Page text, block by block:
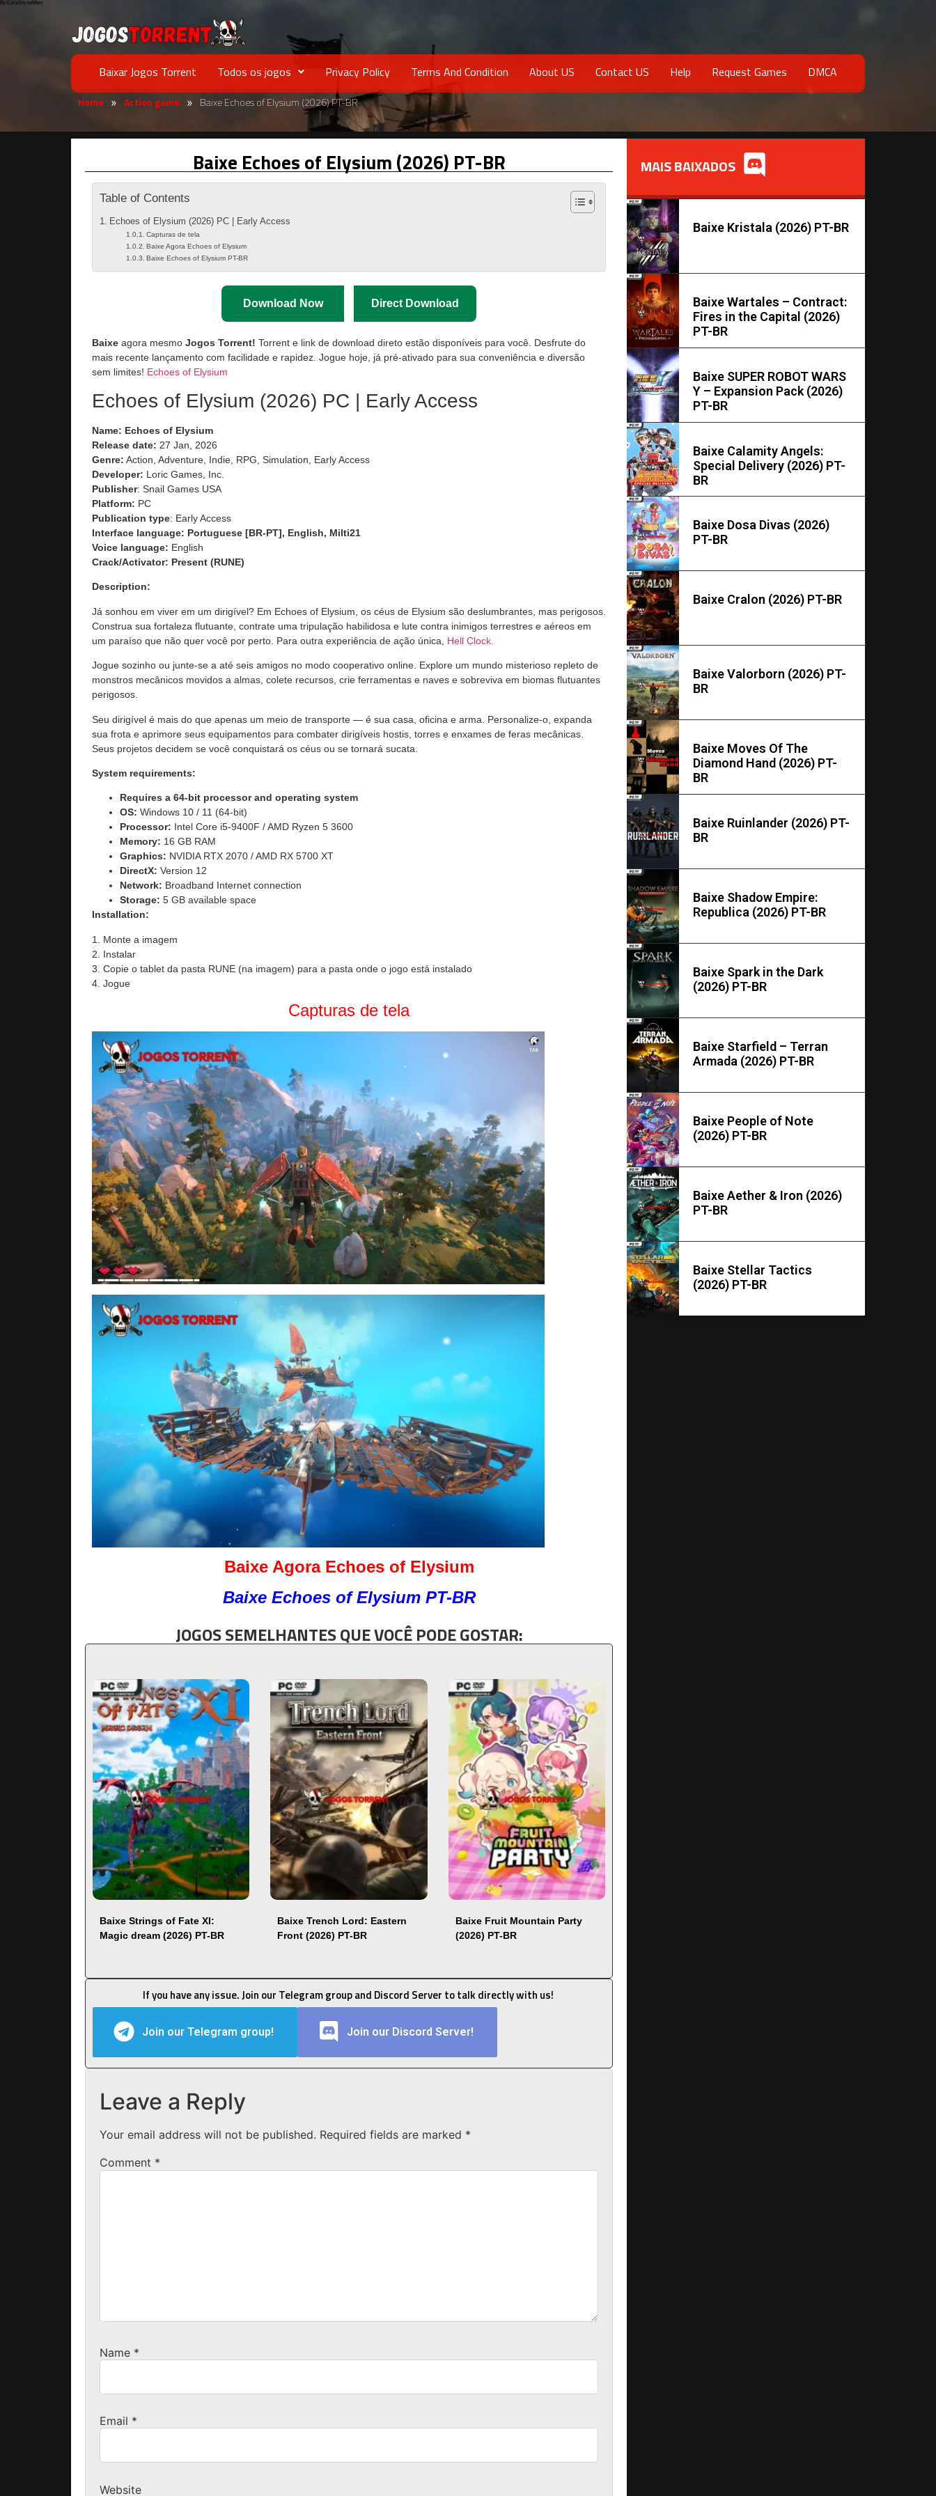
Baixar Jogos Torrent Todos os jogos Privacy Policy Terms And Condition About US Contact US Help Request Games DMCA
Home » Action game » Baixe Echoes of Elysium (2026) PT-BR
Baixe Echoes of Elysium (2026) PT-BR
Table of Contents
Echoes of Elysium (2026) PC | Early Access
Capturas de tela
Baixe Agora Echoes of Elysium
Baixe Echoes of Elysium PT-BR
Download Now Direct Download
Baixe agora mesmo Jogos Torrent! Torrent e link de download direto estão disponíveis para você. Desfrute do
mais recente lançamento com facilidade e rapidez. Jogue hoje, já pré-ativado para sua conveniência e diversão
sem limites! Echoes of Elysium
Echoes of Elysium (2026) PC | Early Access
Name: Echoes of Elysium
Release date: 27 Jan, 2026
Genre: Action, Adventure, Indie, RPG, Simulation, Early Access
Developer: Loric Games, Inc.
Publisher: Snail Games USA
Platform: PC
Publication type: Early Access
Interface language: Portuguese [BR-PT], English, Milti21
Voice language: English
Crack/Activator: Present (RUNE)
Description:
Já sonhou em viver em um dirigível? Em Echoes of Elysium, os céus de Elysium são deslumbrantes, mas perigosos.
Construa sua fortaleza flutuante, contrate uma tripulação habilidosa e lute contra inimigos terrestres e aéreos em
um paraíso que não quer você por perto. Para outra experiência de ação única,
Hell Clock.
Jogue sozinho ou junte-se a até seis amigos no modo cooperativo online. Explore um mundo misterioso repleto de
monstros mecânicos movidos a almas, colete recursos, crie ferramentas e naves e sobreviva em biomas flutuantes
perigosos.
Seu dirigível é mais do que apenas um meio de transporte — é sua casa, oficina e arma. Personalize-o, expanda
sua frota e aprimore seus equipamentos para combater dirigíveis hostis, torres e enxames de feras mecânicas.
Seus projetos decidem se você conquistará os céus ou se tornará sucata.
System requirements:
Requires a 64-bit processor and operating system
OS: Windows 10 / 11 (64-bit)
Processor: Intel Core i5-9400F / AMD Ryzen 5 3600
Memory: 16 GB RAM
Graphics: NVIDIA RTX 2070 / AMD RX 5700 XT
DirectX: Version 12
Network: Broadband Internet connection
Storage: 5 GB available space
Installation:
1. Monte a imagem
2. Instalar
3. Copie o tablet da pasta RUNE (na imagem) para a pasta onde o jogo está instalado
4. Jogue
Capturas de tela
Baixe Agora Echoes of Elysium
Baixe Echoes of Elysium PT-BR
JOGOS SEMELHANTES QUE VOCÊ PODE GOSTAR:
Baixe Strings of Fate XI:
Magic dream (2026) PT-BR
Baixe Trench Lord: Eastern
Front (2026) PT-BR
Baixe Fruit Mountain Party
(2026) PT-BR
If you have any issue. Join our Telegram group and Discord Server to talk directly with us!
Join our Telegram group! Join our Discord Server!
Leave a Reply
Your email address will not be published. Required fields are marked *
Comment *
Name *
Email *
Website
MAIS BAIXADOS
Baixe Kristala (2026) PT-BR
Baixe Wartales – Contract:
Fires in the Capital (2026)
PT-BR
Baixe SUPER ROBOT WARS
Y – Expansion Pack (2026)
PT-BR
Baixe Calamity Angels:
Special Delivery (2026) PT-
BR
Baixe Dosa Divas (2026)
PT-BR
Baixe Cralon (2026) PT-BR
Baixe Valorborn (2026) PT-
BR
Baixe Moves Of The
Diamond Hand (2026) PT-
BR
Baixe Ruinlander (2026) PT-
BR
Baixe Shadow Empire:
Republica (2026) PT-BR
Baixe Spark in the Dark
(2026) PT-BR
Baixe Starfield – Terran
Armada (2026) PT-BR
Baixe People of Note
(2026) PT-BR
Baixe Aether & Iron (2026)
PT-BR
Baixe Stellar Tactics
(2026) PT-BR